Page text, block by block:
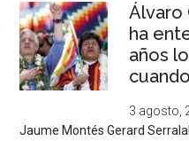
Álvaro
ha
años
3 agosto,
Jaume Montés Gerard